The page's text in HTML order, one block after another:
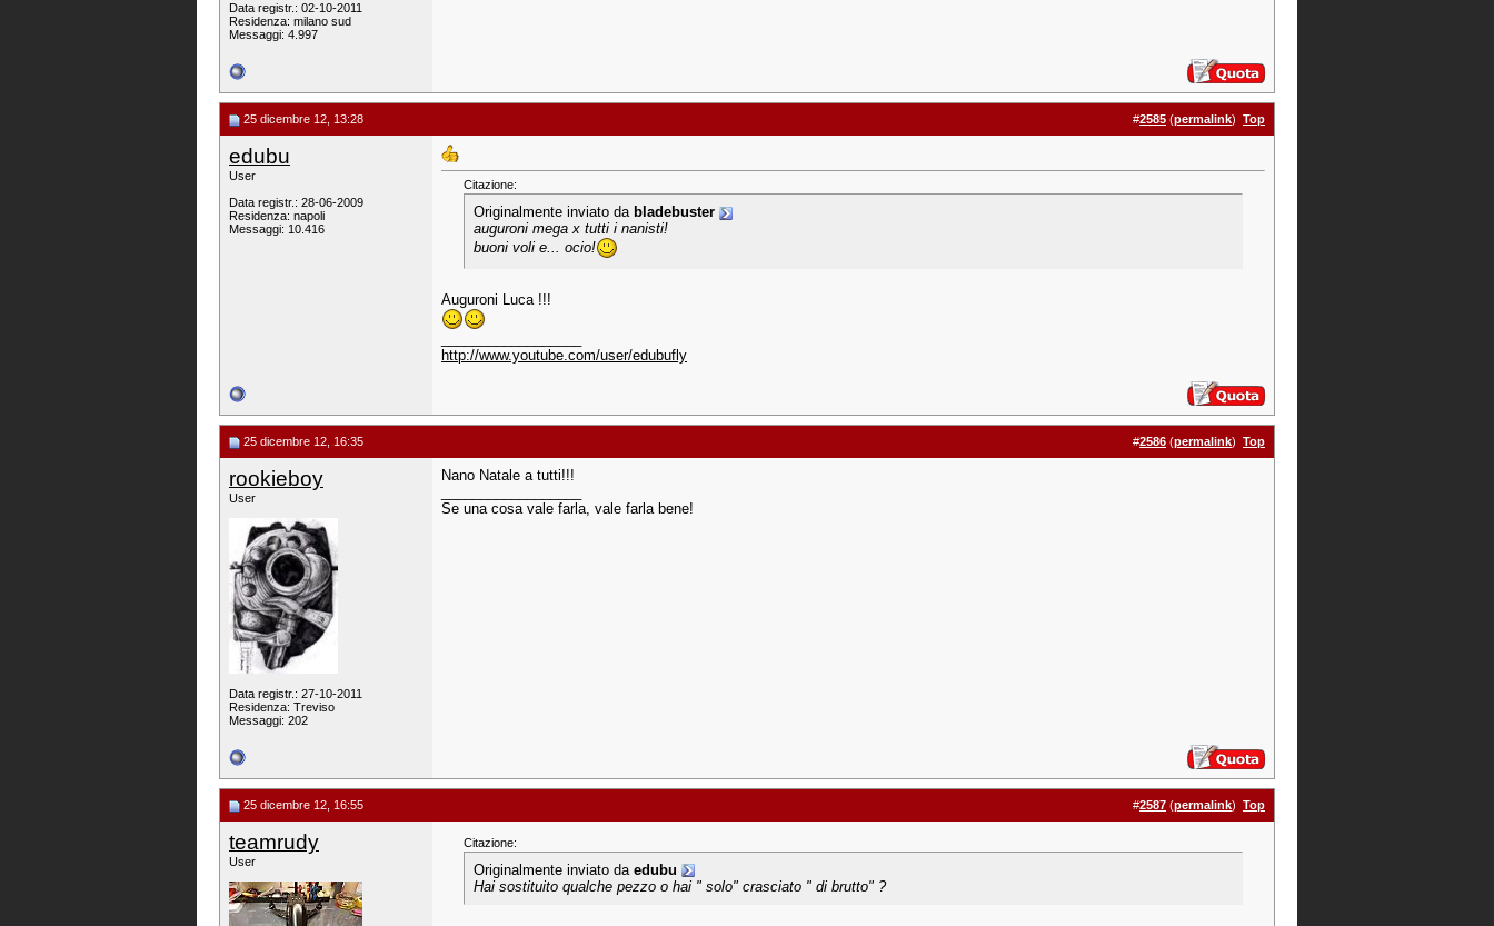
Data registr.: 02-10-2011
Residenza: milano sud
Messaggi: 4.997
25 dicembre 12, 13:28 #2585 (permalink) Top
edubu
User
Data registr.: 28-06-2009
Residenza: napoli
Messaggi: 10.416
Citazione:
Originalmente inviato da bladebuster
auguroni mega x tutti i nanisti!
buoni voli e... ocio!
Auguroni Luca !!!
http://www.youtube.com/user/edubufly
25 dicembre 12, 16:35 #2586 (permalink) Top
rookieboy
User
Data registr.: 27-10-2011
Residenza: Treviso
Messaggi: 202
Nano Natale a tutti!!!
Se una cosa vale farla, vale farla bene!
25 dicembre 12, 16:55 #2587 (permalink) Top
teamrudy
User
Citazione:
Originalmente inviato da edubu
Hai sostituito qualche pezzo o hai " solo" crasciato " di brutto" ?